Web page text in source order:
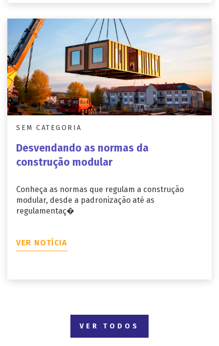
SEM CATEGORIA
Desvendando as normas da
construção modular
Conheça as normas que regulam a construção
modular, desde a padronização até as
regulamentaç�
VER NOTÍCIA
VER TODOS